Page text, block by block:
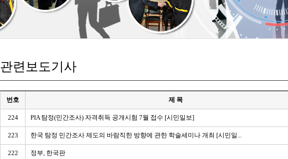
관련보도기사
번호 제 목
224 PIA 탐정(민간조사) 자격취득 공개시험 7월 접수 [시민일보]
223 한국 탐정 민간조사 제도의 바람직한 방향에 관한 학술세미나 개최 [시민일...
222 정부, 한국판